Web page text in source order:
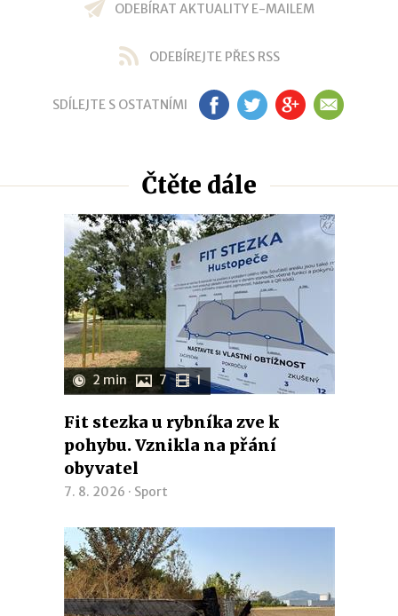
ODEBÍRAT AKTUALITY E-MAILEM
ODEBÍREJTE PŘES RSS
SDÍLEJTE S OSTATNÍMI FB TW GP EM
Čtěte dále
2 min 7 1
Fit stezka u rybníka zve k
pohybu. Vznikla na přání
obyvatel
7. 8. 2026 · Sport